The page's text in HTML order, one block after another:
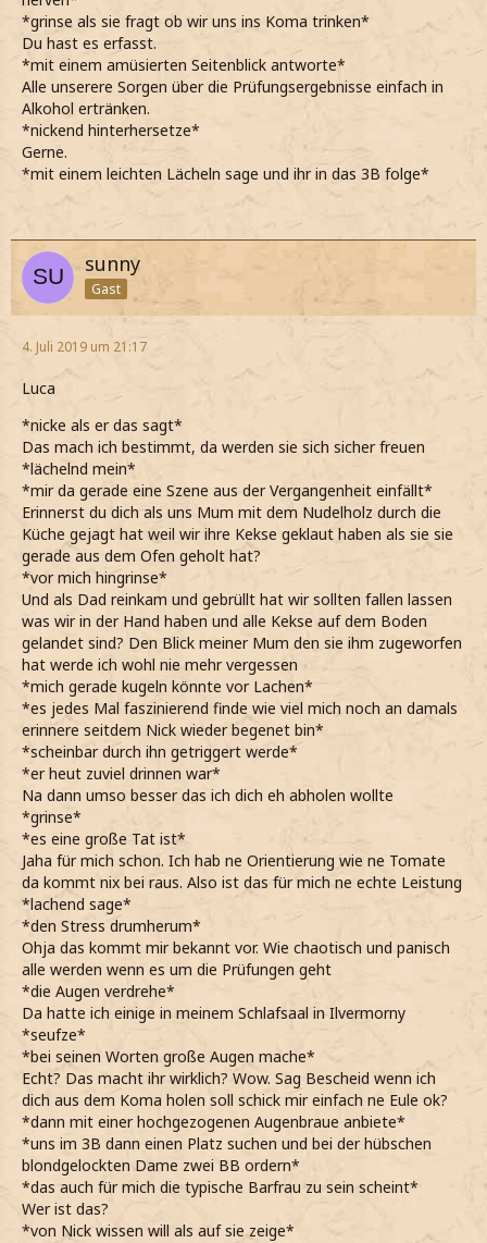
*grinse als sie fragt ob wir uns ins Koma trinken*
Du hast es erfasst.
*mit einem amüsierten Seitenblick antworte*
Alle unserere Sorgen über die Prüfungsergebnisse einfach in
Alkohol ertränken.
*nickend hinterhersetze*
Gerne.
*mit einem leichten Lächeln sage und ihr in das 3B folge*
sunny
Gast
4. Juli 2019 um 21:17
Luca
*nicke als er das sagt*
Das mach ich bestimmt, da werden sie sich sicher freuen
*lächelnd mein*
*mir da gerade eine Szene aus der Vergangenheit einfällt*
Erinnerst du dich als uns Mum mit dem Nudelholz durch die
Küche gejagt hat weil wir ihre Kekse geklaut haben als sie sie
gerade aus dem Ofen geholt hat?
*vor mich hingrinse*
Und als Dad reinkam und gebrüllt hat wir sollten fallen lassen
was wir in der Hand haben und alle Kekse auf dem Boden
gelandet sind? Den Blick meiner Mum den sie ihm zugeworfen
hat werde ich wohl nie mehr vergessen
*mich gerade kugeln könnte vor Lachen*
*es jedes Mal faszinierend finde wie viel mich noch an damals
erinnere seitdem Nick wieder begenet bin*
*scheinbar durch ihn getriggert werde*
*er heut zuviel drinnen war*
Na dann umso besser das ich dich eh abholen wollte
*grinse*
*es eine große Tat ist*
Jaha für mich schon. Ich hab ne Orientierung wie ne Tomate
da kommt nix bei raus. Also ist das für mich ne echte Leistung
*lachend sage*
*den Stress drumherum*
Ohja das kommt mir bekannt vor. Wie chaotisch und panisch
alle werden wenn es um die Prüfungen geht
*die Augen verdrehe*
Da hatte ich einige in meinem Schlafsaal in Ilvermorny
*seufze*
*bei seinen Worten große Augen mache*
Echt? Das macht ihr wirklich? Wow. Sag Bescheid wenn ich
dich aus dem Koma holen soll schick mir einfach ne Eule ok?
*dann mit einer hochgezogenen Augenbraue anbiete*
*uns im 3B dann einen Platz suchen und bei der hübschen
blondgelockten Dame zwei BB ordern*
*das auch für mich die typische Barfrau zu sein scheint*
Wer ist das?
*von Nick wissen will als auf sie zeige*